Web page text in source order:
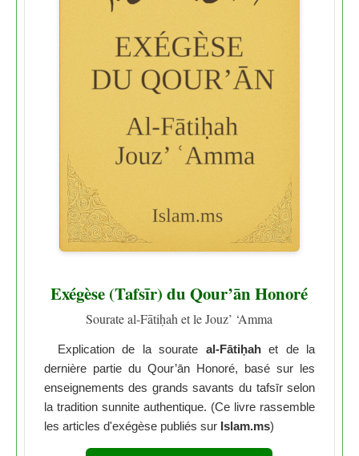
Exégèse (Tafsīr) du Qour’ān Honoré
Sourate al-Fātiḥah et le Jouz’ ‘Amma
Explication de la sourate al-Fātiḥahet de la
dernière partie du Qour’ān Honoré, basé sur les
enseignements des grands savants du tafsīr selon
la tradition sunnite authentique. (Ce livre rassemble
les articles d'exégèse publiés sur Islam.ms)